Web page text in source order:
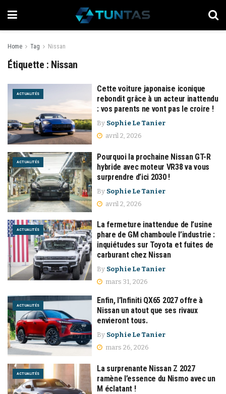
Home Tag Nissan
Étiquette : Nissan
ACTUALITÉS
Cette voiture japonaise iconique
rebondit grâce à un acteur inattendu
: vos parents ne vont pas le croire !
By Sophie Le Tanier
avril 2, 2026
ACTUALITÉS
Pourquoi la prochaine Nissan GT-R
hybride avec moteur VR38 va vous
surprendre d’ici 2030 !
By Sophie Le Tanier
avril 2, 2026
ACTUALITÉS
La fermeture inattendue de l’usine
phare de GM chamboule l’industrie :
inquiétudes sur Toyota et fuites de
carburant chez Nissan
By Sophie Le Tanier
mars 31, 2026
ACTUALITÉS
Enfin, l’Infiniti QX65 2027 offre à
Nissan un atout que ses rivaux
envieront tous.
By Sophie Le Tanier
mars 26, 2026
ACTUALITÉS
La surprenante Nissan Z 2027
ramène l’essence du Nismo avec un
M éclatant !